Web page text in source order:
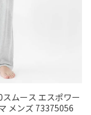
スムース エスポワー
メンズ 73375056